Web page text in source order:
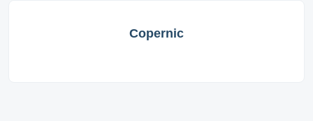
Copernic